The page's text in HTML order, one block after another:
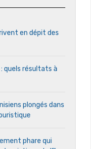
en dépit des
quels résultats à
plongés dans
phare qui